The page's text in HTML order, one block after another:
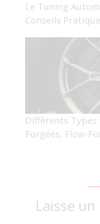
Le Tuning
Conseils
Différents Types
Forgées, Flow-
Laisse